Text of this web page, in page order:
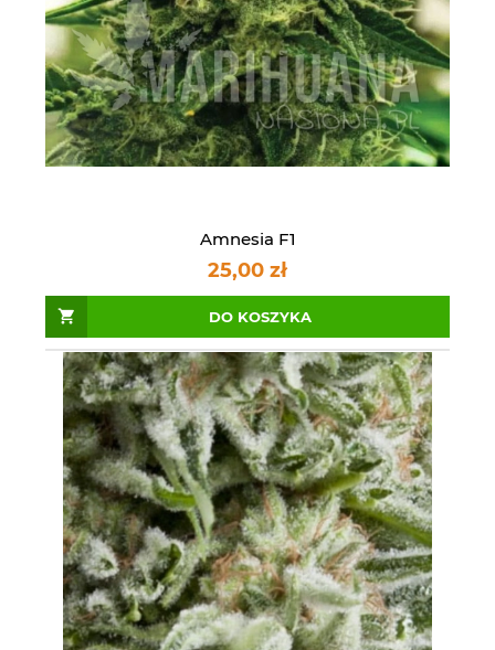
Amnesia F1
25,00 zł
DO KOSZYKA